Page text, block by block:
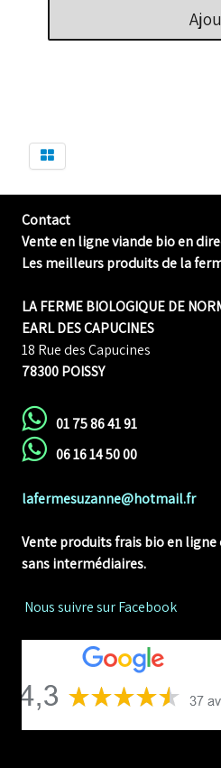
Contact
Vente en ligne viande bio en
Les meilleurs produits de la
LA FERME BIOLOGIQUE DE
EARL DES CAPUCINES
18 Rue des Capucines
78300 POISSY
01 75 86 41 91
06 16 14 50 00
lafermesuzanne@hotmail.fr
Vente produits frais bio en ligne
sans intermédiaires.
Nous suivre sur Facebook